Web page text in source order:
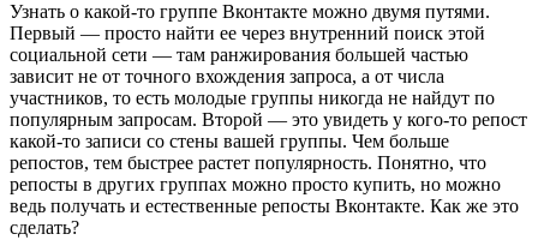
Узнать о какой-то группе Вконтакте можно двумя путями.
Первый — просто найти ее через внутренний поиск этой
социальной сети — там ранжирования большей частью
зависит не от точного вхождения запроса, а от числа
участников, то есть молодые группы никогда не найдут по
популярным запросам. Второй — это увидеть у кого-то репост
какой-то записи со стены вашей группы. Чем больше
репостов, тем быстрее растет популярность. Понятно, что
репосты в других группах можно просто купить, но можно
ведь получать и естественные репосты Вконтакте. Как же это
сделать?